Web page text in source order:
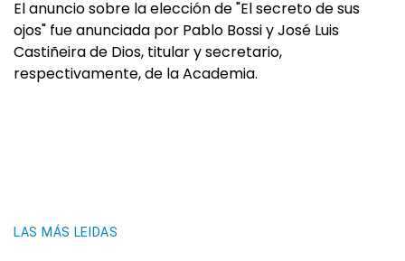
El anuncio sobre la elección de "El secreto de sus
ojos" fue anunciada por Pablo Bossi y José Luis
Castiñeira de Dios, titular y secretario,
respectivamente, de la Academia.
LAS MÁS LEIDAS